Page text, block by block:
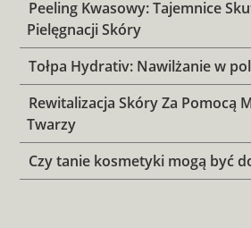
Peeling Kwasowy: Tajemnice
Pielęgnacji Skóry
Tołpa Hydrativ: Nawilżanie w
Rewitalizacja Skóry Za Pomocą
Twarzy
Czy tanie kosmetyki mogą być